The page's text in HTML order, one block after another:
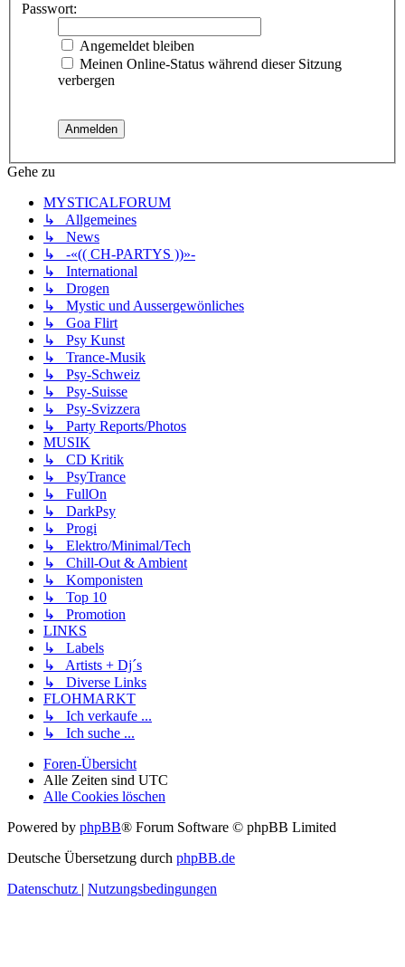
Passwort:
Angemeldet bleiben
Meinen Online-Status während dieser Sitzung
verbergen
Gehe zu
MYSTICALFORUM
↳ Allgemeines
↳ News
↳ -«(( CH-PARTYS ))»-
↳ International
↳ Drogen
↳ Mystic und Aussergewönliches
↳ Goa Flirt
↳ Psy Kunst
↳ Trance-Musik
↳ Psy-Schweiz
↳ Psy-Suisse
↳ Psy-Svizzera
↳ Party Reports/Photos
MUSIK
↳ CD Kritik
↳ PsyTrance
↳ FullOn
↳ DarkPsy
↳ Progi
↳ Elektro/Minimal/Tech
↳ Chill-Out & Ambient
↳ Komponisten
↳ Top 10
↳ Promotion
LINKS
↳ Labels
↳ Artists + Dj´s
↳ Diverse Links
FLOHMARKT
↳ Ich verkaufe ...
↳ Ich suche ...
Foren-Übersicht
Alle Zeiten sind UTC
Alle Cookies löschen
Powered by phpBB® Forum Software © phpBB Limited
Deutsche Übersetzung durch phpBB.de
Datenschutz | Nutzungsbedingungen